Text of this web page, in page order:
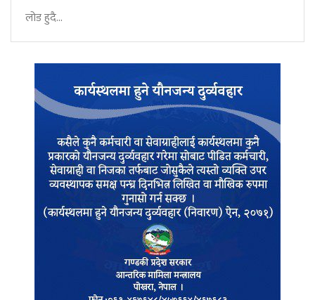
लोड हुदै...